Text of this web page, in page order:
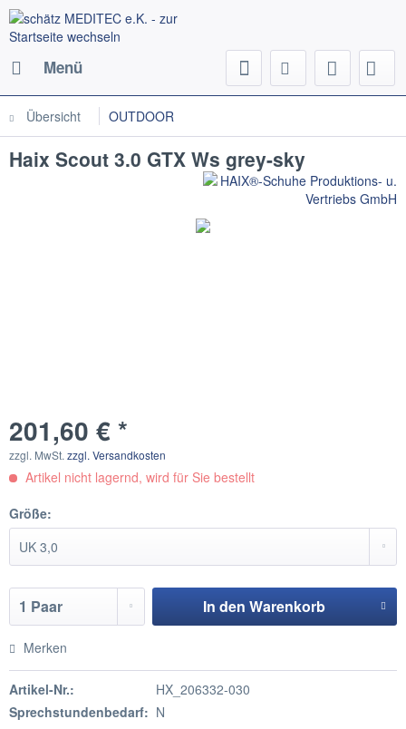
Menü
Übersicht OUTDOOR
Haix Scout 3.0 GTX Ws grey-sky
201,60 € *
zzgl. MwSt. zzgl. Versandkosten
Artikel nicht lagernd, wird für Sie bestellt
Größe:
In den Warenkorb
Merken
Artikel-Nr.:
HX_206332-030
Sprechstundenbedarf: N